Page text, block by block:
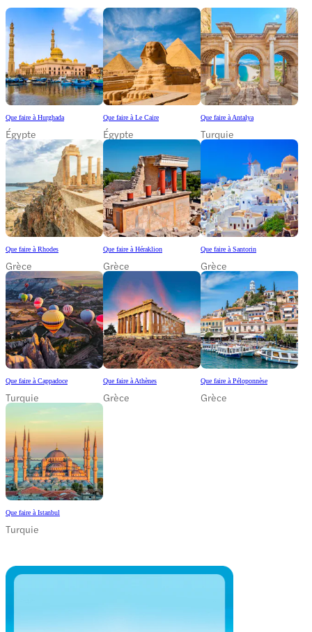
Que faire à Hurghada
Égypte
Que faire à Le Caire
Égypte
Que faire à Antalya
Turquie
Que faire à Rhodes
Grèce
Que faire à Héraklion
Grèce
Que faire à Santorin
Grèce
Que faire à Cappadoce
Turquie
Que faire à Athènes
Grèce
Que faire à Péloponnèse
Grèce
Que faire à Istanbul
Turquie